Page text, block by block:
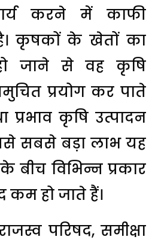
करने में काफी
कृषकों के खेतों का
जाने से वह कृषि
प्रयोग कर पाते
प्रभाव कृषि उत्पादन
सबसे बड़ा लाभ यह
बीच विभिन्न प्रकार
कम हो जाते हैं।
परिषद, समीक्षा